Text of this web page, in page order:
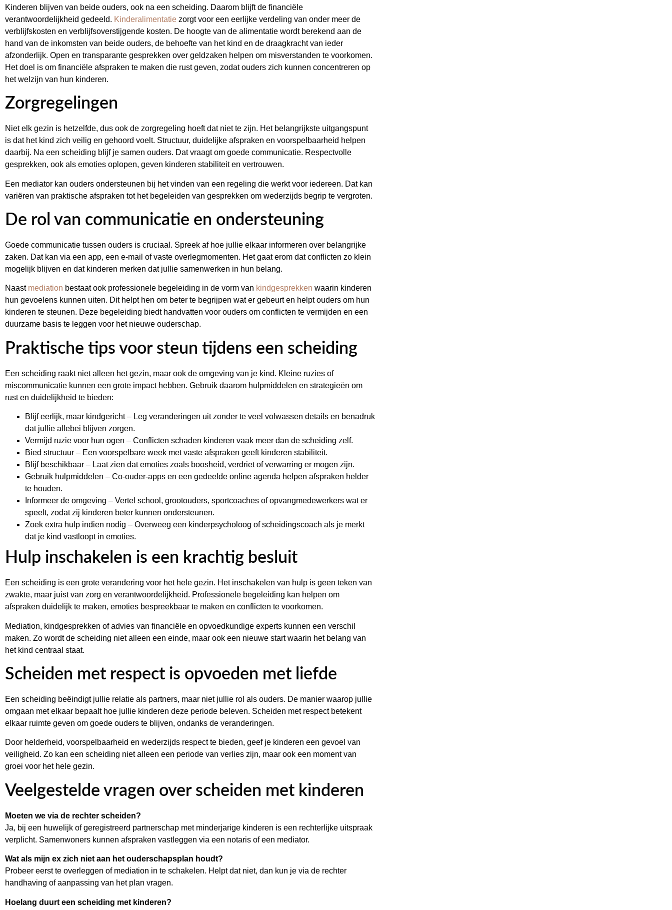
Kinderen blijven van beide ouders, ook na een scheiding. Daarom blijft de financiële
verantwoordelijkheid gedeeld. Kinderalimentatie zorgt voor een eerlijke verdeling van onder meer de
verblijfskosten en verblijfsoverstijgende kosten. De hoogte van de alimentatie wordt berekend aan de
hand van de inkomsten van beide ouders, de behoefte van het kind en de draagkracht van ieder
afzonderlijk. Open en transparante gesprekken over geldzaken helpen om misverstanden te voorkomen.
Het doel is om financiële afspraken te maken die rust geven, zodat ouders zich kunnen concentreren op
het welzijn van hun kinderen.
Zorgregelingen
Niet elk gezin is hetzelfde, dus ook de zorgregeling hoeft dat niet te zijn. Het belangrijkste uitgangspunt
is dat het kind zich veilig en gehoord voelt. Structuur, duidelijke afspraken en voorspelbaarheid helpen
daarbij. Na een scheiding blijf je samen ouders. Dat vraagt om goede communicatie. Respectvolle
gesprekken, ook als emoties oplopen, geven kinderen stabiliteit en vertrouwen.
Een mediator kan ouders ondersteunen bij het vinden van een regeling die werkt voor iedereen. Dat kan
variëren van praktische afspraken tot het begeleiden van gesprekken om wederzijds begrip te vergroten.
De rol van communicatie en ondersteuning
Goede communicatie tussen ouders is cruciaal. Spreek af hoe jullie elkaar informeren over belangrijke
zaken. Dat kan via een app, een e-mail of vaste overlegmomenten. Het gaat erom dat conflicten zo klein
mogelijk blijven en dat kinderen merken dat jullie samenwerken in hun belang.
Naast mediation bestaat ook professionele begeleiding in de vorm van kindgesprekken waarin kinderen
hun gevoelens kunnen uiten. Dit helpt hen om beter te begrijpen wat er gebeurt en helpt ouders om hun
kinderen te steunen. Deze begeleiding biedt handvatten voor ouders om conflicten te vermijden en een
duurzame basis te leggen voor het nieuwe ouderschap.
Praktische tips voor steun tijdens een scheiding
Een scheiding raakt niet alleen het gezin, maar ook de omgeving van je kind. Kleine ruzies of
miscommunicatie kunnen een grote impact hebben. Gebruik daarom hulpmiddelen en strategieën om
rust en duidelijkheid te bieden:
Blijf eerlijk, maar kindgericht – Leg veranderingen uit zonder te veel volwassen details en benadruk
dat jullie allebei blijven zorgen.
Vermijd ruzie voor hun ogen – Conflicten schaden kinderen vaak meer dan de scheiding zelf.
Bied structuur – Een voorspelbare week met vaste afspraken geeft kinderen stabiliteit.
Blijf beschikbaar – Laat zien dat emoties zoals boosheid, verdriet of verwarring er mogen zijn.
Gebruik hulpmiddelen – Co-ouder-apps en een gedeelde online agenda helpen afspraken helder
te houden.
Informeer de omgeving – Vertel school, grootouders, sportcoaches of opvangmedewerkers wat er
speelt, zodat zij kinderen beter kunnen ondersteunen.
Zoek extra hulp indien nodig – Overweeg een kinderpsycholoog of scheidingscoach als je merkt
dat je kind vastloopt in emoties.
Hulp inschakelen is een krachtig besluit
Een scheiding is een grote verandering voor het hele gezin. Het inschakelen van hulp is geen teken van
zwakte, maar juist van zorg en verantwoordelijkheid. Professionele begeleiding kan helpen om
afspraken duidelijk te maken, emoties bespreekbaar te maken en conflicten te voorkomen.
Mediation, kindgesprekken of advies van financiële en opvoedkundige experts kunnen een verschil
maken. Zo wordt de scheiding niet alleen een einde, maar ook een nieuwe start waarin het belang van
het kind centraal staat.
Scheiden met respect is opvoeden met liefde
Een scheiding beëindigt jullie relatie als partners, maar niet jullie rol als ouders. De manier waarop jullie
omgaan met elkaar bepaalt hoe jullie kinderen deze periode beleven. Scheiden met respect betekent
elkaar ruimte geven om goede ouders te blijven, ondanks de veranderingen.
Door helderheid, voorspelbaarheid en wederzijds respect te bieden, geef je kinderen een gevoel van
veiligheid. Zo kan een scheiding niet alleen een periode van verlies zijn, maar ook een moment van
groei voor het hele gezin.
Veelgestelde vragen over scheiden met kinderen
Moeten we via de rechter scheiden?
Ja, bij een huwelijk of geregistreerd partnerschap met minderjarige kinderen is een rechterlijke uitspraak
verplicht. Samenwoners kunnen afspraken vastleggen via een notaris of een mediator.
Wat als mijn ex zich niet aan het ouderschapsplan houdt?
Probeer eerst te overleggen of mediation in te schakelen. Helpt dat niet, dan kun je via de rechter
handhaving of aanpassing van het plan vragen.
Hoelang duurt een scheiding met kinderen?